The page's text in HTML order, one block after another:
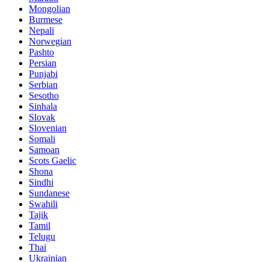
Mongolian
Burmese
Nepali
Norwegian
Pashto
Persian
Punjabi
Serbian
Sesotho
Sinhala
Slovak
Slovenian
Somali
Samoan
Scots Gaelic
Shona
Sindhi
Sundanese
Swahili
Tajik
Tamil
Telugu
Thai
Ukrainian